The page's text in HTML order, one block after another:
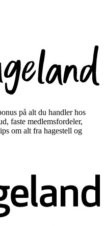
på alt du handler hos
faste medlemsfordeler,
om alt fra hagestell og